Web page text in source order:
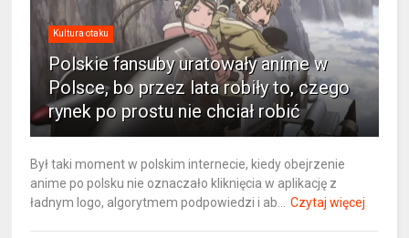
Kultura otaku
Polskie fansuby uratowały anime w
Polsce, bo przez lata robiły to, czego
rynek po prostu nie chciał robić
Był taki moment w polskim internecie, kiedy obejrzenie
anime po polsku nie oznaczało kliknięcia w aplikację z
ładnym logo, algorytmem podpowiedzi i ab...
Czytaj więcej